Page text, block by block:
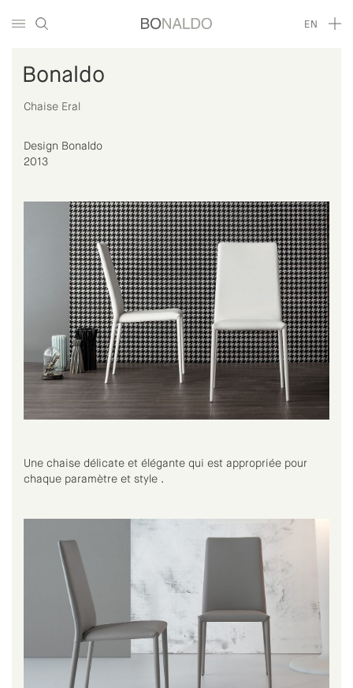
EN
Bonaldo
Chaise Eral
Design Bonaldo
2013
Une chaise délicate et élégante qui est appropriée pour
chaque paramètre et style .